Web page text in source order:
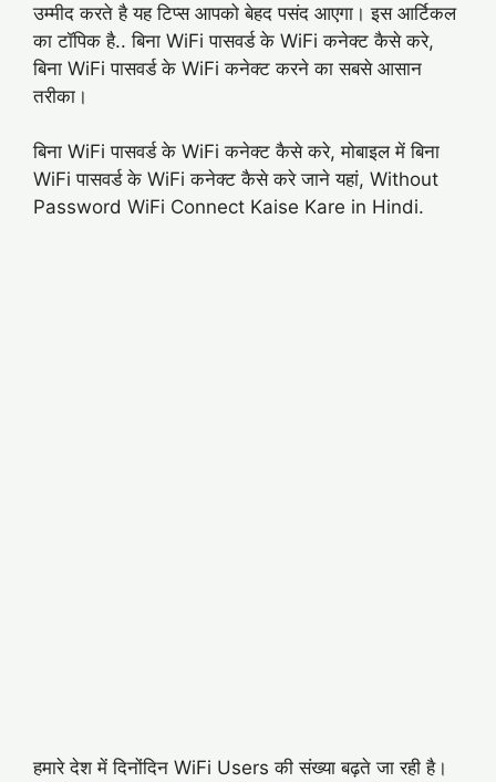
उम्मीद करते है यह टिप्स आपको बेहद पसंद आएगा। इस आर्टिकल
का टॉपिक है.. बिना WiFi पासवर्ड के WiFi कनेक्ट कैसे करे,
बिना WiFi पासवर्ड के WiFi कनेक्ट करने का सबसे आसान
तरीका।
बिना WiFi पासवर्ड के WiFi कनेक्ट कैसे करे, मोबाइल में बिना
WiFi पासवर्ड के WiFi कनेक्ट कैसे करे जाने यहां, Without
Password WiFi Connect Kaise Kare in Hindi.
हमारे देश में दिनोंदिन WiFi Users की संख्या बढ़ते जा रही है।